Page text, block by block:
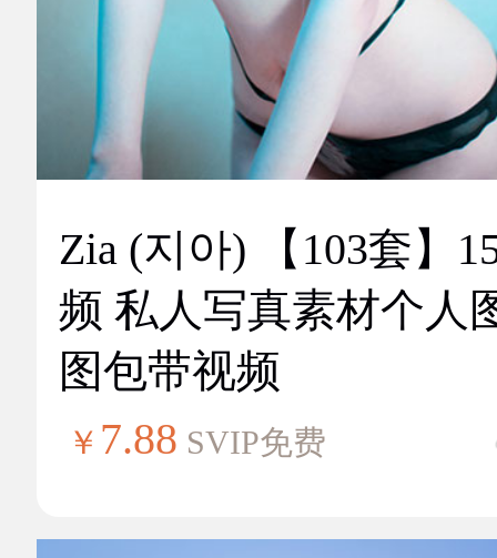
Zia (지아) 【103套】151视
频 私人写真素材个人
图包带视频
￥ 7.88 SVIP免费